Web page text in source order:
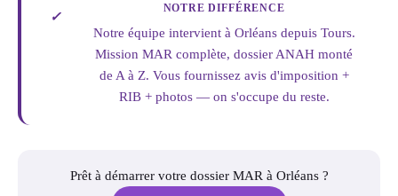
✓
NOTRE DIFFÉRENCE
Notre équipe intervient à Orléans depuis Tours.
Mission MAR complète, dossier ANAH monté
de A à Z. Vous fournissez avis d'imposition +
RIB + photos — on s'occupe du reste.
Prêt à démarrer votre dossier MAR à Orléans ?